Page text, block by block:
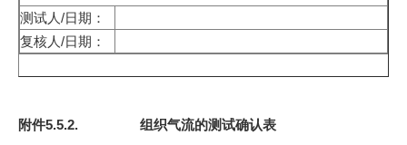
测试人/日期：
复核人/日期：
附件5.5.2. 组织气流的测试确认表